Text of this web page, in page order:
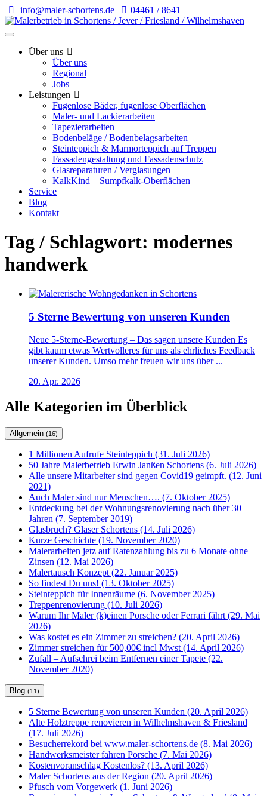
info@maler-schortens.de 04461 / 8641
Über uns
Über uns
Regional
Jobs
Leistungen
Fugenlose Bäder, fugenlose Oberflächen
Maler- und Lackierarbeiten
Tapezierarbeiten
Bodenbeläge / Bodenbelagsarbeiten
Steinteppich & Marmorteppich auf Treppen
Fassadengestaltung und Fassadenschutz
Glasreparaturen / Verglasungen
KalkKind – Sumpfkalk-Oberflächen
Service
Blog
Kontakt
Tag / Schlagwort: modernes
handwerk
5 Sterne Bewertung von unseren Kunden
Neue 5-Sterne-Bewertung – Das sagen unsere Kunden Es
gibt kaum etwas Wertvolleres für uns als ehrliches Feedback
unserer Kunden. Umso mehr freuen wir uns über ...
20. Apr. 2026
Alle Kategorien im Überblick
Allgemein (16)
1 Millionen Aufrufe Steinteppich (31. Juli 2026)
50 Jahre Malerbetrieb Erwin Janßen Schortens (6. Juli 2026)
Alle unsere Mitarbeiter sind gegen Covid19 geimpft. (12. Juni
2021)
Auch Maler sind nur Menschen…. (7. Oktober 2025)
Entdeckung bei der Wohnungsrenovierung nach über 30
Jahren (7. September 2019)
Glasbruch? Glaser Schortens (14. Juli 2026)
Kurze Geschichte (19. November 2020)
Malerarbeiten jetz auf Ratenzahlung bis zu 6 Monate ohne
Zinsen (12. Mai 2026)
Malertausch Konzept (22. Januar 2025)
So findest Du uns! (13. Oktober 2025)
Steinteppich für Innenräume (6. November 2025)
Treppenrenovierung (10. Juli 2026)
Warum Ihr Maler (k)einen Porsche oder Ferrari fährt (29. Mai
2026)
Was kostet es ein Zimmer zu streichen? (20. April 2026)
Zimmer streichen für 500,00€ incl Mwst (14. April 2026)
Zufall – Aufschrei beim Entfernen einer Tapete (22.
November 2020)
Blog (11)
5 Sterne Bewertung von unseren Kunden (20. April 2026)
Alte Holztreppe renovieren in Wilhelmshaven & Friesland
(17. Juli 2026)
Besucherrekord bei www.maler-schortens.de (8. Mai 2026)
Handwerksmeister fahren Porsche (7. Mai 2026)
Kostenvoranschlag Kostenlos? (13. April 2026)
Maler Schortens aus der Region (20. April 2026)
Pfusch vom Vorgewerk (1. Juni 2026)